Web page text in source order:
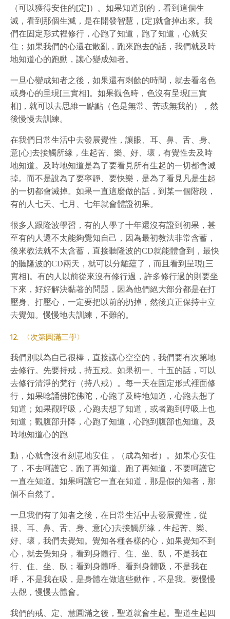
（可以獲得安住的[定]）。如果知道別的，看到這個生
滅，看到那個生滅，是在開發智慧，[定]就會掉出來。我
們在固定形式裡修行，心跑了知道，跑了知道，心就安
住；如果我們的心還在散亂，跑來跑去的話，我們就及時
地知道心的跑動，讓心變成知者。
一旦心變成知者之後，如果還有剩餘的時間，就去看名色
或身心的呈現[三實相]。如果觀色時，色沒有呈現[三實
相]，就可以去思維一點點（色是無常、苦或無我的），然
後慢慢去訓練。
在我們日常生活中去發展覺性，讓眼、耳、鼻、舌、身、
意[心]去接觸所緣，生起苦、樂、好、壞，有覺性去及時
地知道。及時地知道是為了要看見所有生起的一切都會滅
掉。而不是說為了要寧靜、要快樂，是為了看見凡是生起
的一切都會滅掉。如果一直這麼做的話，到某一個階段，
有的人七天、七月、七年就會體證初果。
很多人跟隆波學習，有的人學了十年還沒有證到初果，甚
至有的人還不太能夠覺知自己，因為最初教法非常含蓄，
後來教法就不太含蓄，直接聽隆波的CD就能體會到，最快
的聽隆波的CD兩天，就可以分離蘊了，而且看到呈現[三
實相]。有的人以前從來沒有修行過，許多修行過的則要坐
下來，好好解決黏著的問題，因為他們絕大部分都是在打
壓身、打壓心，一定要把以前的扔掉，然後真正保持中立
去覺知。慢慢地去訓練，不難的。
12. 〈次第圓滿三學〉
我們別以為自己很棒，直接讓心空空的，我們要有次第地
去修行。先要持戒，持五戒。如果初一、十五的話，可以
去修行清淨的梵行（持八戒）。每一天在固定形式裡面修
行，如果唸誦佛陀佛陀，心跑了及時地知道，心跑去想了
知道；如果觀呼吸，心跑去想了知道，或者跑到呼吸上也
知道；觀腹部升降，心跑了知道，心跑到腹部也知道。及
時地知道心的跑
動，心就會沒有刻意地安住，（成為知者）。如果心安住
了，不去呵護它，跑了再知道、跑了再知道，不要呵護它
一直在知道。如果呵護它一直在知道，那是假的知者，那
個不自然了。
一旦我們有了知者之後，在日常生活中去發展覺性，從
眼、耳、鼻、舌、身、意[心]去接觸所緣，生起苦、樂、
好、壞，我們去覺知。覺知各種各樣的心，如果覺知不到
心，就去覺知身，看到身體行、住、坐、臥，不是我在
行、住、坐、臥；看到身體呼、看到身體吸，不是我在
呼，不是我在吸，是身體在做這些動作，不是我。要慢慢
去觀，慢慢去體會。
我們的戒、定、慧圓滿之後，聖道就會生起。聖道生起四